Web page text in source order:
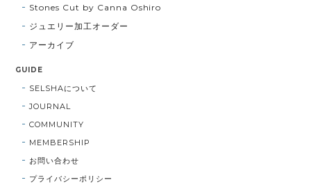
Stones Cut by Canna Oshiro
ジュエリー加工オーダー
アーカイブ
GUIDE
SELSHAについて
JOURNAL
COMMUNITY
MEMBERSHIP
お問い合わせ
プライバシーポリシー